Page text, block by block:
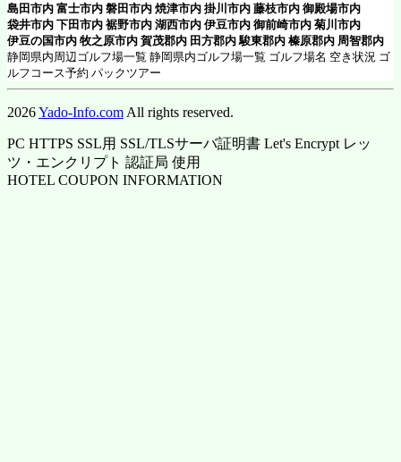
島田市内 富士市内 磐田市内 焼津市内 掛川市内 藤枝市内 御殿場市内
袋井市内 下田市内 裾野市内 湖西市内 伊豆市内 御前崎市内 菊川市内
伊豆の国市内 牧之原市内 賀茂郡内 田方郡内 駿東郡内 榛原郡内 周智郡内
静岡県内周辺ゴルフ場一覧 静岡県内ゴルフ場一覧 ゴルフ場名 空き状況 ゴ
ルフコース予約 パックツアー
2026Yado-Info.com All rights reserved.
PC HTTPS SSL用 SSL/TLSサーバ証明書 Let's Encrypt レッ
ツ・エンクリプト 認証局 使用
HOTEL COUPON INFORMATION